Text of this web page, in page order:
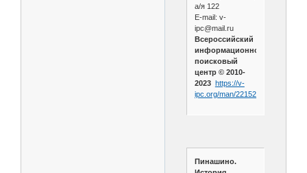
а/я 122
E-mail: v-
ipc@mail.ru
Всероссийский
информационно-
поисковый
центр © 2010-
2023 https://v-
ipc.org/man/22152/
Пинашино.